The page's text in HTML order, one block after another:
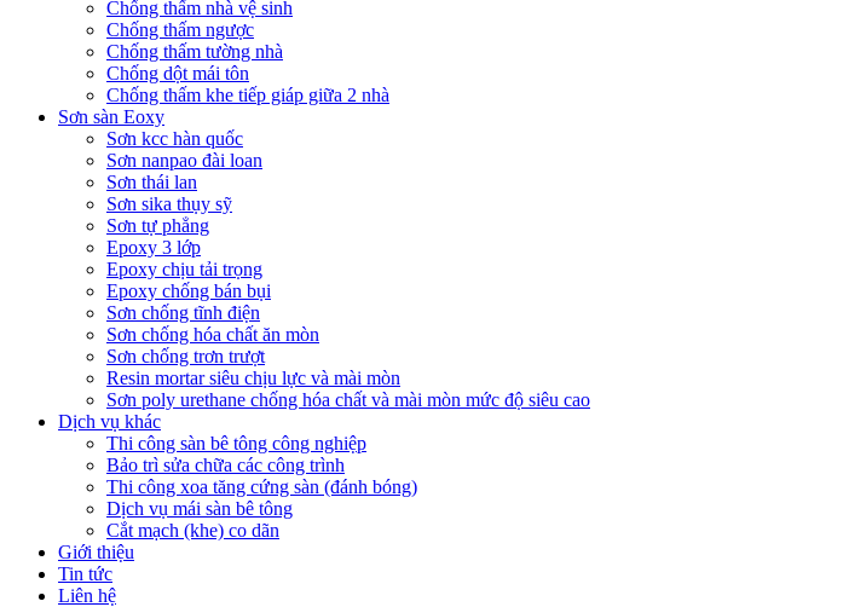
Chống thấm nhà vệ sinh
Chống thấm ngược
Chống thấm tường nhà
Chống dột mái tôn
Chống thấm khe tiếp giáp giữa 2 nhà
Sơn sàn Eoxy
Sơn kcc hàn quốc
Sơn nanpao đài loan
Sơn thái lan
Sơn sika thụy sỹ
Sơn tự phẳng
Epoxy 3 lớp
Epoxy chịu tải trọng
Epoxy chống bán bụi
Sơn chống tĩnh điện
Sơn chống hóa chất ăn mòn
Sơn chống trơn trượt
Resin mortar siêu chịu lực và mài mòn
Sơn poly urethane chống hóa chất và mài mòn mức độ siêu cao
Dịch vụ khác
Thi công sàn bê tông công nghiệp
Bảo trì sửa chữa các công trình
Thi công xoa tăng cứng sàn (đánh bóng)
Dịch vụ mái sàn bê tông
Cắt mạch (khe) co dãn
Giới thiệu
Tin tức
Liên hệ